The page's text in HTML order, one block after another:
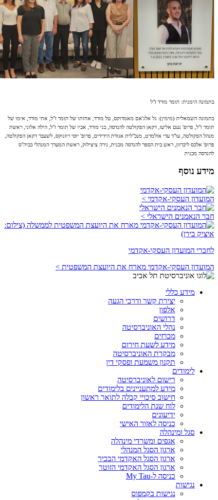
בתמונה הימנית: תומר מורד ז"ל
בתמונה השמאלית (מימין): גל אלג'אם מאמדוקס, טל מורד, אחותו של תומר ז"ל, אתי מורד, אימו של
תומר ז"ל, פרופ' נעם אליעז, דקאן הפקולטה להנדסה, בני מורד, אביו של תומר ז"ל, הילה אלוני, ראשת
מנהל הפקולטה, עו"ד עדי אולמרט, מנכ"לית אגודת הידידים, פרופ' יוסי רוזנוקס, לשעבר דקאן הפקולטה,
פרופ' אלכס ליברזון, ראש בית הספר להנדסה מכנית, נירה ציצילוק, ראשת המערך המנהלי בביה"ס
להנדסה מכנית
מידע נוסף
המועדון העסקי-אקדמי >
חבר הנאמנים הישראלי >
לחברי המועדון העסקי-אקדמי
המועדון העסקי-אקדמי מארח את היועצת המשפטית >
מידע כללי
יצירת קשר ודרכי הגעה
אלפון
דרושים
נהלי האוניברסיטה
מכרזים
מידע לשעת חירום
מבקרת האוניברסיטה
תקנון משמעת ופסקי דין
לימודים
רישום לאוניברסיטה
מידע למתעניינים בלימודים
חישוב סיכויי קבלה לתואר ראשון
לוח שנת הלימודים
ידיעונים
כניסה לאזור האישי
סגל ומינהלה
אגפים ומשרדי מינהלה
ארגון הסגל המנהלי
ארגון הסגל האקדמי הבכיר
ארגון הסגל האקדמי הזוטר
כניסה ל-My Tau
נגישות
נגישות בקמפוס